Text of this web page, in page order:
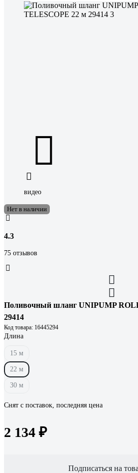
видео
Нет в наличии
4.3
75 отзывов
Поливочный шланг UNIPUMP
29414
Код товара: 16445294
Длина
15 м
22 м
30 м
Снят с поставок, последняя цена
2 134 ₽
Подписаться на